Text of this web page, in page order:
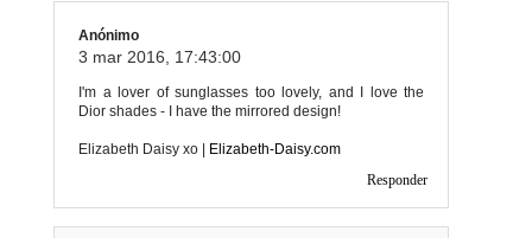
Anónimo
3 mar 2016, 17:43:00
I'm a lover of sunglasses too lovely, and I love the
Dior shades - I have the mirrored design!
Elizabeth Daisy xo |
Elizabeth-Daisy.com
Responder